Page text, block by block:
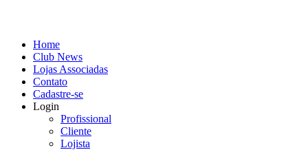
Home
Club News
Lojas Associadas
Contato
Cadastre-se
Login
Profissional
Cliente
Lojista